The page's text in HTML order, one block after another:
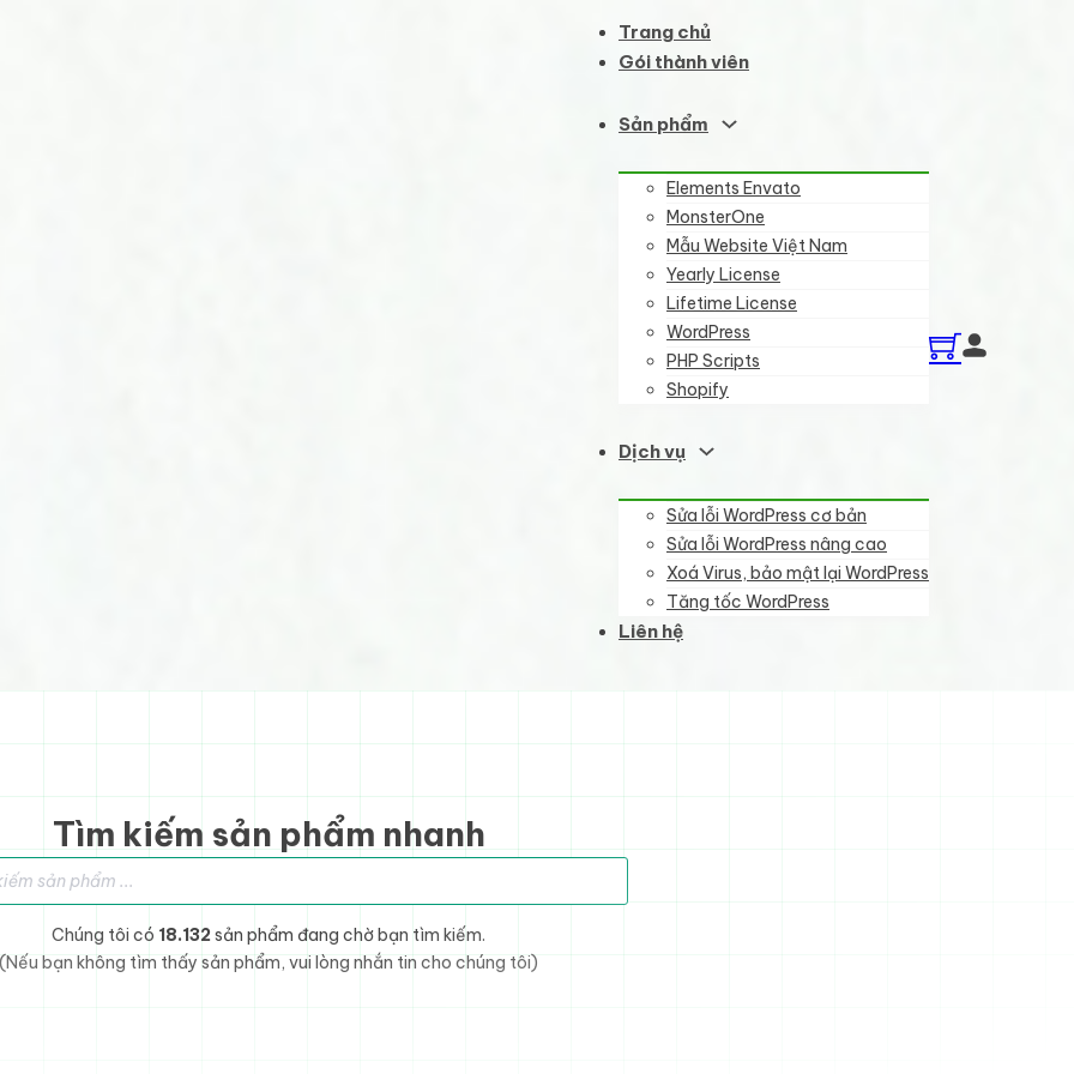
Trang chủ
Gói thành viên
Sản phẩm
Elements Envato
MonsterOne
Mẫu Website Việt Nam
Yearly License
Lifetime License
WordPress
PHP Scripts
Shopify
Dịch vụ
Sửa lỗi WordPress cơ bản
Sửa lỗi WordPress nâng cao
Xoá Virus, bảo mật lại WordPress
Tăng tốc WordPress
Liên hệ
Tìm kiếm sản phẩm nhanh
phẩm
Chúng tôi có 18.132 sản phẩm đang chờ bạn tìm kiếm.
(Nếu bạn không tìm thấy sản phẩm, vui lòng nhắn tin cho chúng tôi)